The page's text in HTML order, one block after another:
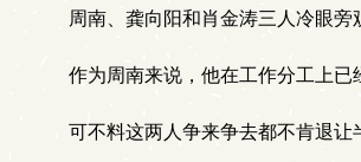
周南、龚向阳和肖金涛三人冷眼旁
作为周南来说，他在工作分工上已
可不料这两人争来争去都不肯退让